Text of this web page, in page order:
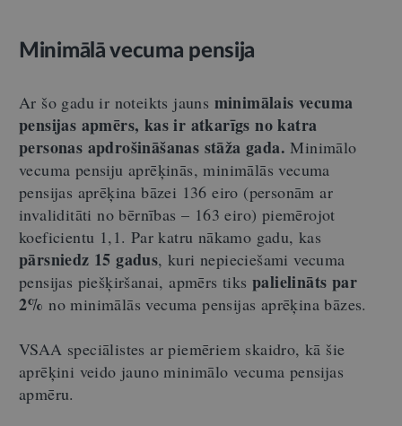
Minimālā vecuma pensija
Ar šo gadu ir noteikts jauns minimālais vecuma
pensijas apmērs, kas ir atkarīgs no katra
personas apdrošināšanas stāža gada. Minimālo
vecuma pensiju aprēķinās, minimālās vecuma
pensijas aprēķina bāzei 136 eiro (personām ar
invaliditāti no bērnības – 163 eiro) piemērojot
koeficientu 1,1. Par katru nākamo gadu, kas
pārsniedz 15 gadus, kuri nepieciešami vecuma
pensijas piešķiršanai, apmērs tiks palielināts par
2% no minimālās vecuma pensijas aprēķina bāzes.
VSAA speciālistes ar piemēriem skaidro, kā šie
aprēķini veido jauno minimālo vecuma pensijas
apmēru.